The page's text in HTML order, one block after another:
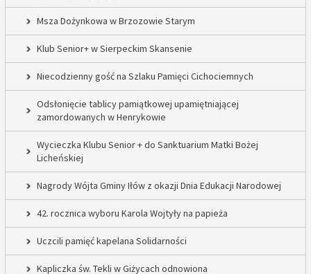
Msza Dożynkowa w Brzozowie Starym
Klub Senior+ w Sierpeckim Skansenie
Niecodzienny gość na Szlaku Pamięci Cichociemnych
Odsłonięcie tablicy pamiątkowej upamiętniającej
zamordowanych w Henrykowie
Wycieczka Klubu Senior + do Sanktuarium Matki Bożej
Licheńskiej
Nagrody Wójta Gminy Iłów z okazji Dnia Edukacji Narodowej
42. rocznica wyboru Karola Wojtyły na papieża
Uczcili pamięć kapelana Solidarności
Kapliczka św. Tekli w Giżycach odnowiona